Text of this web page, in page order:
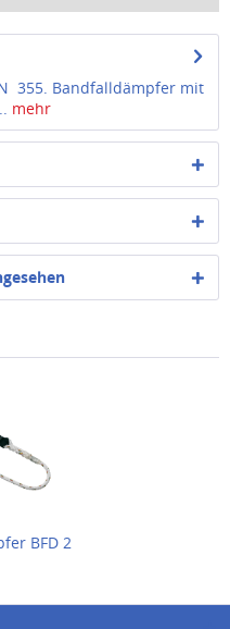
355. Bandfalldämpfer mit
mehr
BFD 2